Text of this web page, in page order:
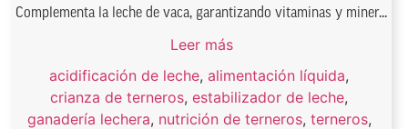
Complementa la leche de vaca, garantizando vitaminas y miner...
Leer más
acidificación de leche, alimentación líquida,
crianza de terneros, estabilizador de leche,
ganadería lechera, nutrición de terneros, terneros,